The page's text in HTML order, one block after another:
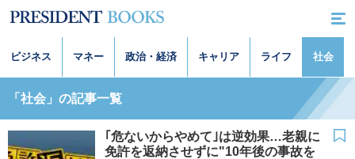
ビジネス マネー 政治・経済 キャリア ライフ 社会
「社会」の記事一覧
｢危ないからやめて｣は逆効果…老親に
免許を返納させずに"10年後の事故を